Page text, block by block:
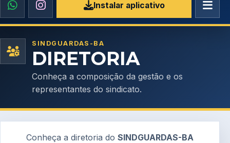
Instalar aplicativo
SINDGUARDAS-BA
DIRETORIA
Conheça a composição da gestão e os
representantes do sindicato.
Conheça a diretoria do SINDGUARDAS-BA